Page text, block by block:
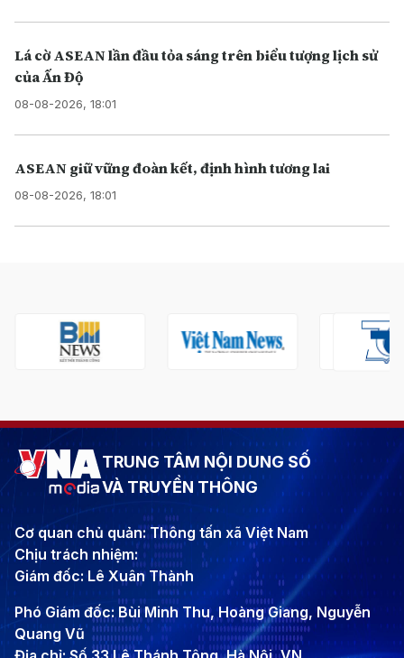
Lá cờ ASEAN lần đầu tỏa sáng trên biểu tượng lịch sử
của Ấn Độ
08-08-2026, 18:01
ASEAN giữ vững đoàn kết, định hình tương lai
08-08-2026, 18:01
TRUNG TÂM NỘI DUNG SỐ
VÀ TRUYỀN THÔNG
Cơ quan chủ quản: Thông tấn xã Việt Nam
Chịu trách nhiệm:
Giám đốc: Lê Xuân Thành
Phó Giám đốc: Bùi Minh Thu, Hoàng Giang, Nguyễn
Quang Vũ